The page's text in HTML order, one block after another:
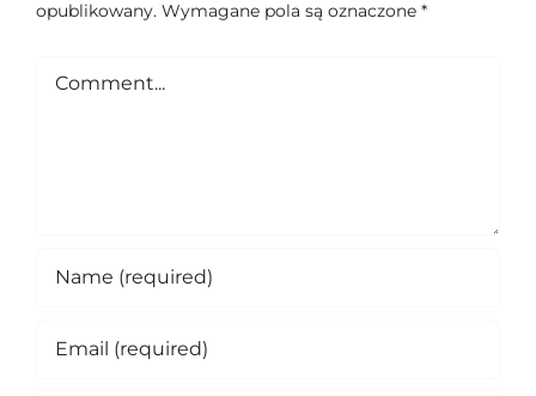
opublikowany. Wymagane pola są oznaczone *